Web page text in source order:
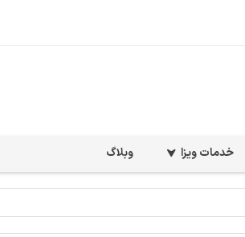
خدمات ویزا وبلاگ